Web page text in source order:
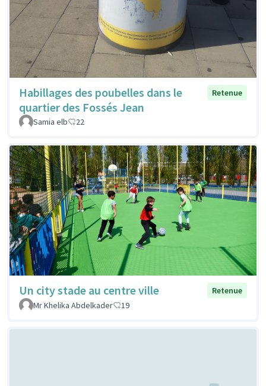
Habillages des poubelles dans le
quartier des Fossés Jean
Retenue
Samia elb 22
Un city stade au centre ville
Retenue
Mr Khelika Abdelkader
19